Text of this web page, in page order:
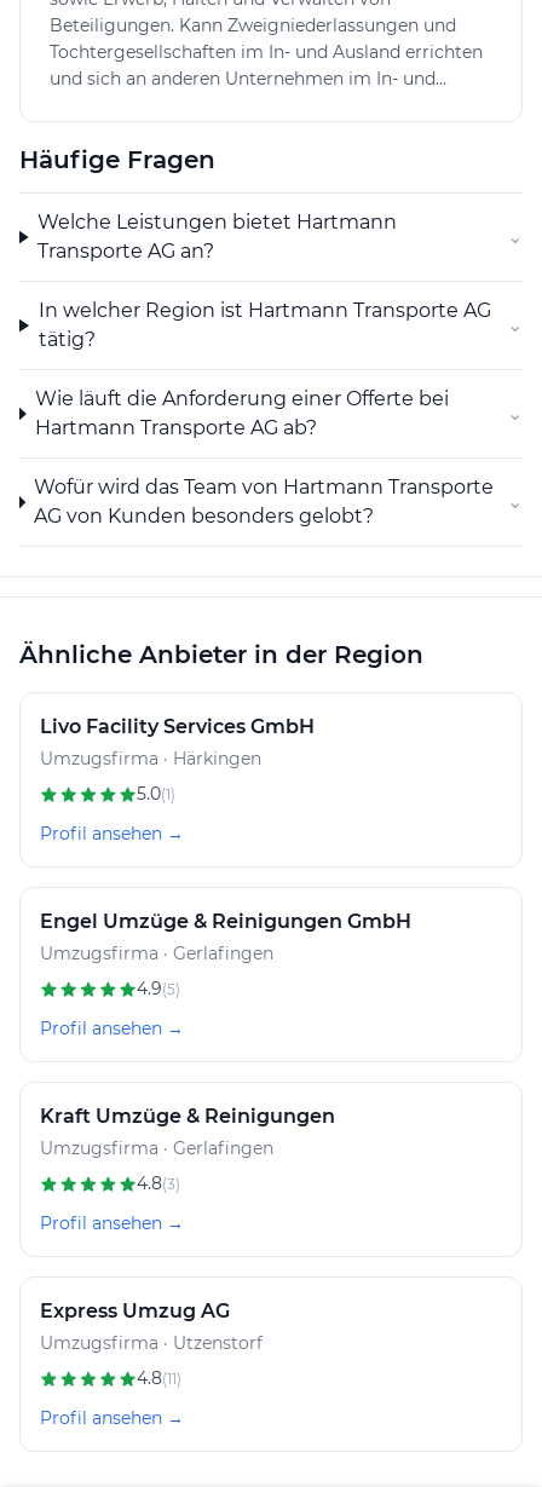
Beteiligungen. Kann Zweigniederlassungen und
Tochtergesellschaften im In- und Ausland errichten
und sich an anderen Unternehmen im In- und
Zusammenhang stehen, im In- und Ausland
verwalten, Finanzierungen für eigene oder fremde
Rechnung vornehmen sowie Garantien und
Bürgschaften für Tochtergesellschaften und Dritte
Häufige Fragen
Welche Leistungen bietet Hartmann
Transporte AG an?
⌄
In welcher Region ist Hartmann Transporte AG
tätig?
⌄
Wie läuft die Anforderung einer Offerte bei
Hartmann Transporte AG ab?
⌄
Wofür wird das Team von Hartmann Transporte
AG von Kunden besonders gelobt?
⌄
Ähnliche Anbieter in der Region
Livo Facility Services GmbH
Umzugsfirma · Härkingen
5.0(1)
Profil ansehen →
Engel Umzüge & Reinigungen GmbH
Umzugsfirma · Gerlafingen
4.9(5)
Profil ansehen →
Kraft Umzüge & Reinigungen
Umzugsfirma · Gerlafingen
4.8(3)
Profil ansehen →
Express Umzug AG
Umzugsfirma · Utzenstorf
4.8(11)
Profil ansehen →